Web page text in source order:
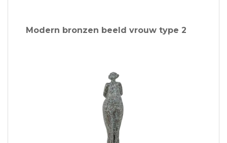
Modern bronzen beeld vrouw type 2